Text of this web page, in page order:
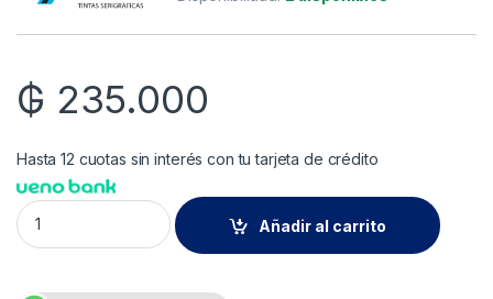
₲ 235.000
Hasta 12 cuotas sin interés con tu tarjeta de crédito
7060 Acrilica Verde 1kg. quantity
Añadir al carrito